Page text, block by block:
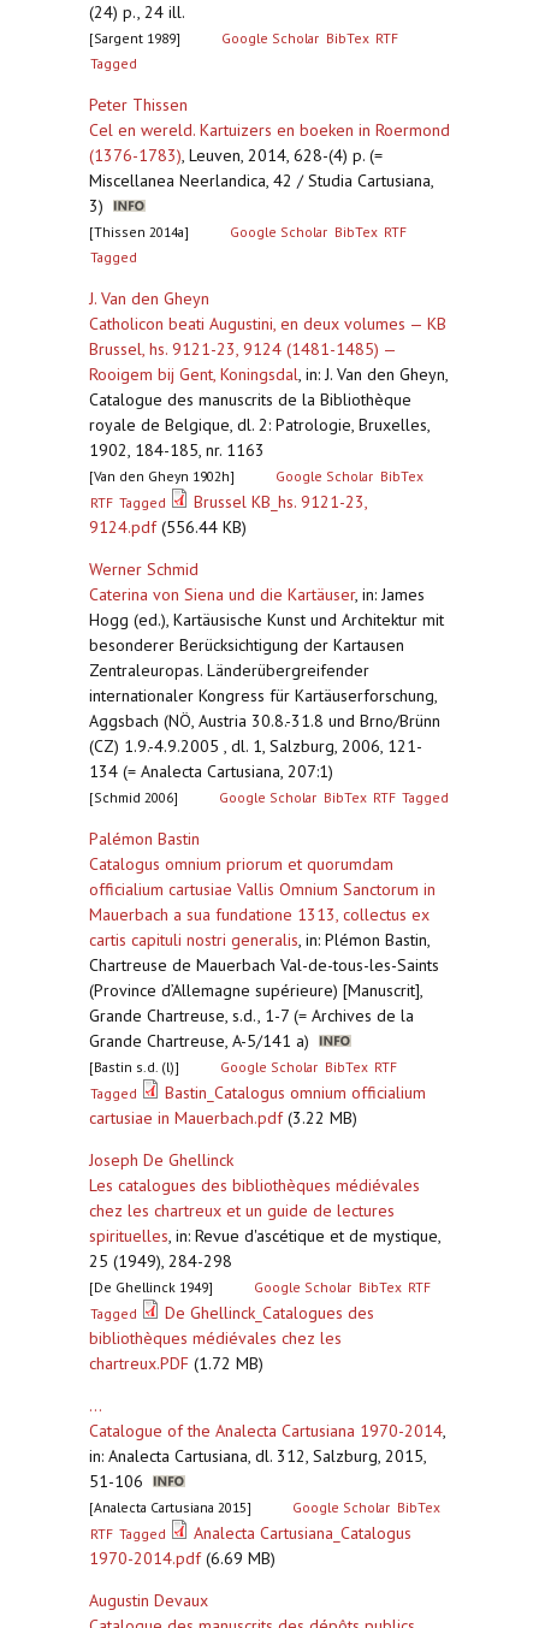
(24) p., 24 ill.
[Sargent 1989] Google Scholar BibTex RTF
Tagged
Peter Thissen
Cel en wereld. Kartuizers en boeken in Roermond
(1376-1783), Leuven, 2014, 628-(4) p. (=
Miscellanea Neerlandica, 42 / Studia Cartusiana,
3)
[Thissen 2014a] Google Scholar BibTex RTF
Tagged
J. Van den Gheyn
Catholicon beati Augustini, en deux volumes — KB
Brussel, hs. 9121-23, 9124 (1481-1485) —
Rooigem bij Gent, Koningsdal, in: J. Van den Gheyn,
Catalogue des manuscrits de la Bibliothèque
royale de Belgique, dl. 2: Patrologie, Bruxelles,
1902, 184-185, nr. 1163
[Van den Gheyn 1902h] Google Scholar BibTex
RTF Tagged
Brussel KB_hs. 9121-23,
9124.pdf(556.44 KB)
Werner Schmid
Caterina von Siena und die Kartäuser, in: James
Hogg (ed.), Kartäusische Kunst und Architektur mit
besonderer Berücksichtigung der Kartausen
Zentraleuropas. Länderübergreifender
internationaler Kongress für Kartäuserforschung,
Aggsbach (NÖ, Austria 30.8.-31.8 und Brno/Brünn
(CZ) 1.9.-4.9.2005 , dl. 1, Salzburg, 2006, 121-
134 (= Analecta Cartusiana, 207:1)
[Schmid 2006] Google Scholar BibTex RTF Tagged
Palémon Bastin
Catalogus omnium priorum et quorumdam
officialium cartusiae Vallis Omnium Sanctorum in
Mauerbach a sua fundatione 1313, collectus ex
cartis capituli nostri generalis, in: Plémon Bastin,
Chartreuse de Mauerbach Val-de-tous-les-Saints
(Province d’Allemagne supérieure) [Manuscrit],
Grande Chartreuse, s.d., 1-7 (= Archives de la
Grande Chartreuse, A-5/141 a)
[Bastin s.d. (l)] Google Scholar BibTex RTF
Tagged
Bastin_Catalogus omnium officialium
cartusiae in Mauerbach.pdf(3.22 MB)
Joseph De Ghellinck
Les catalogues des bibliothèques médiévales
chez les chartreux et un guide de lectures
spirituelles, in: Revue d'ascétique et de mystique,
25 (1949), 284-298
[De Ghellinck 1949] Google Scholar BibTex RTF
Tagged
De Ghellinck_Catalogues des
bibliothèques médiévales chez les
chartreux.PDF (1.72 MB)
...
Catalogue of the Analecta Cartusiana 1970-2014,
in: Analecta Cartusiana, dl. 312, Salzburg, 2015,
51-106
[Analecta Cartusiana 2015] Google Scholar BibTex
RTF Tagged
Analecta Cartusiana_Catalogus
1970-2014.pdf(6.69 MB)
Augustin Devaux